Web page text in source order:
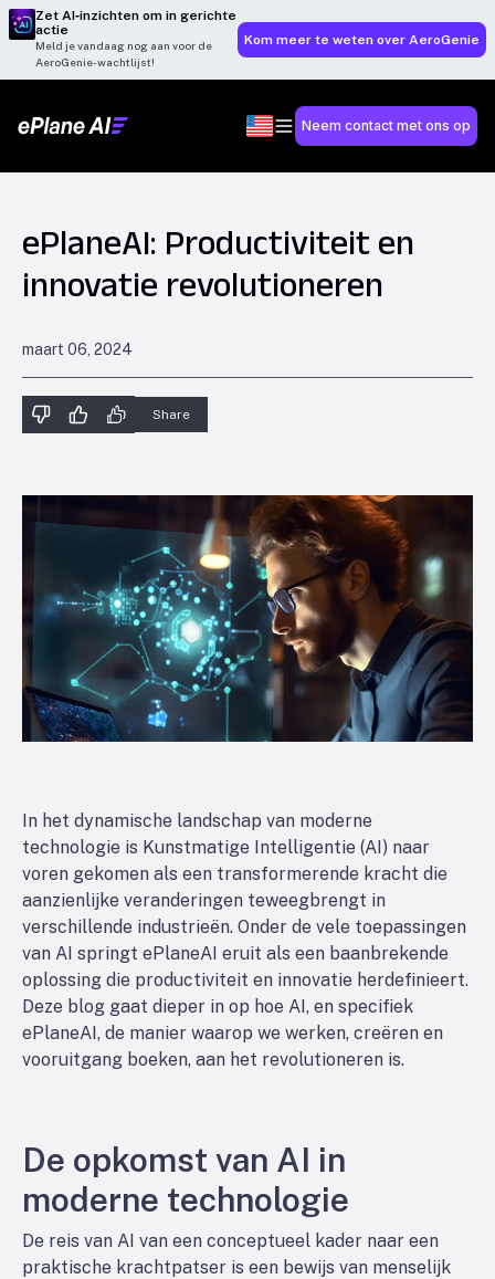
Zet AI‑inzichten om in gerichte
actie
Meld je vandaag nog aan voor de
AeroGenie-wachtlijst!
Kom meer te weten over AeroGenie
Neem contact met ons op
ePlaneAI: Productiviteit en
innovatie revolutioneren
maart 06, 2024
Share
In het dynamische landschap van moderne
technologie is Kunstmatige Intelligentie (AI) naar
voren gekomen als een transformerende kracht die
aanzienlijke veranderingen teweegbrengt in
verschillende industrieën. Onder de vele toepassingen
van AI springt ePlaneAI eruit als een baanbrekende
oplossing die productiviteit en innovatie herdefinieert.
Deze blog gaat dieper in op hoe AI, en specifiek
ePlaneAI, de manier waarop we werken, creëren en
vooruitgang boeken, aan het revolutioneren is.
De opkomst van AI in
moderne technologie
De reis van AI van een conceptueel kader naar een
praktische krachtpatser is een bewijs van menselijk